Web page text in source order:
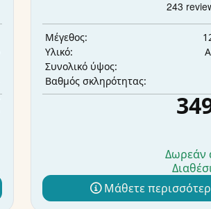
Μέγεθος:
Υλικό:
Συνολικό ύψος:
Βαθμός σκληρότητας:
Δωρεάν
Μάθετε